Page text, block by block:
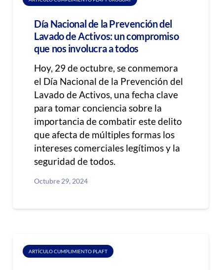
Día Nacional de la Prevención del
Lavado de Activos: un compromiso
que nos involucra a todos
Hoy, 29 de octubre, se conmemora
el Día Nacional de la Prevención del
Lavado de Activos, una fecha clave
para tomar conciencia sobre la
importancia de combatir este delito
que afecta de múltiples formas los
intereses comerciales legítimos y la
seguridad de todos.
Octubre 29, 2024
ARTÍCULO CUMPLIMIENTO PLAFT